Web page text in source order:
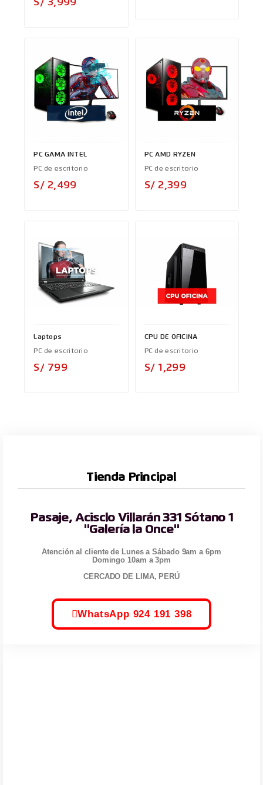
S/ 3,999
PC GAMA INTEL
PC de escritorio
S/ 2,499
PC AMD RYZEN
PC de escritorio
S/ 2,399
Laptops
PC de escritorio
S/ 799
CPU DE OFICINA
PC de escritorio
S/ 1,299
Tienda Principal
Pasaje, Acisclo Villarán 331 Sótano 1
"Galería la Once"
Atención al cliente de Lunes a Sábado 9am a 6pm
Domingo 10am a 3pm
CERCADO DE LIMA, PERÚ
WhatsApp 924 191 398